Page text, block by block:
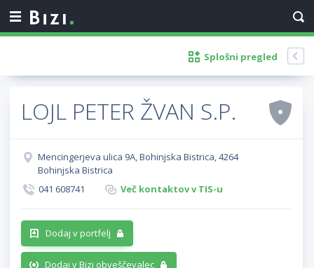
Splošni pregled
LOJL PETER ŽVAN S.P.
Mencingerjeva ulica 9A, Bohinjska Bistrica, 4264
Bohinjska Bistrica
041 608741
Več kontaktov v TIS-u
Dodaj v portfelj
Dodaj v Bizi obveščevalec